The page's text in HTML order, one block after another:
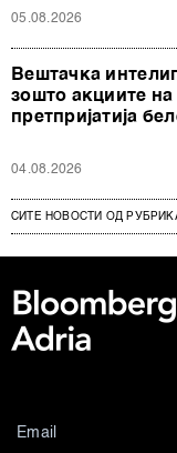
05.08.2026
Вештачка
зошто акциите
претпријатија
04.08.2026
СИТЕ НОВОСТИ ОД